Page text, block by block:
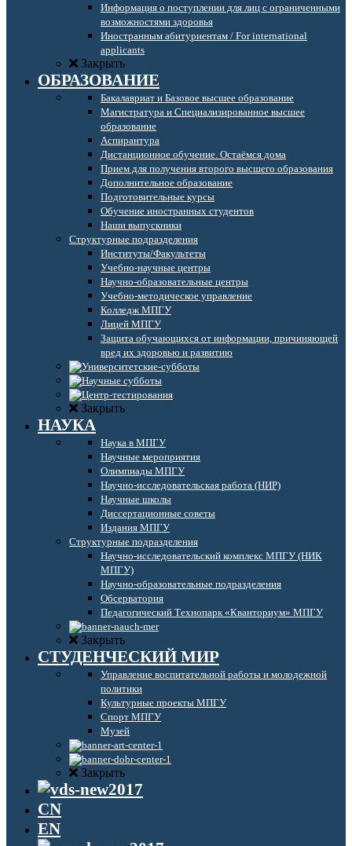
Информация о поступлении для лиц с ограниченными
возможностями здоровья
Иностранным абитуриентам / For international
applicants
Закрыть
ОБРАЗОВАНИЕ
Бакалавриат и Базовое высшее образование
Магистратура и Специализированное высшее
образование
Аспирантура
Дистанционное обучение. Остаёмся дома
Прием для получения второго высшего образования
Дополнительное образование
Подготовительные курсы
Обучение иностранных студентов
Наши выпускники
Структурные подразделения
Институты/Факультеты
Учебно-научные центры
Научно-образовательные центры
Учебно-методическое управление
Колледж МПГУ
Лицей МПГУ
Защита обучающихся от информации, причиняющей
вред их здоровью и развитию
Закрыть
НАУКА
Наука в МПГУ
Научные мероприятия
Олимпиады МПГУ
Научно-исследовательская работа (НИР)
Научные школы
Диссертационные советы
Издания МПГУ
Структурные подразделения
Научно-исследовательский комплекс МПГУ (НИК
МПГУ)
Научно-образовательные подразделения
Обсерватория
Педагогический Технопарк «Кванториум» МПГУ
Закрыть
СТУДЕНЧЕСКИЙ МИР
Управление воспитательной работы и молодежной
политики
Культурные проекты МПГУ
Спорт МПГУ
Музей
Закрыть
CN
EN